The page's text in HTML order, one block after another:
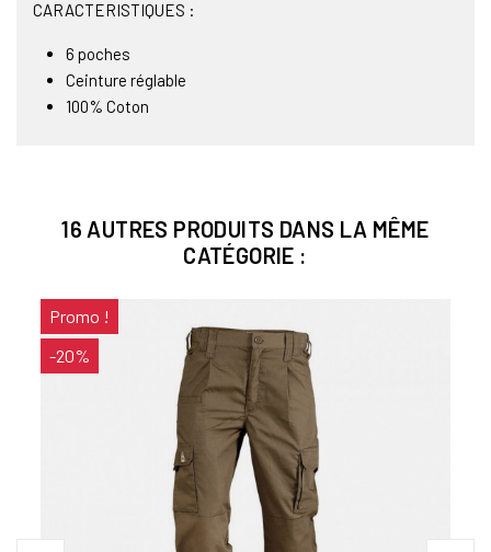
CARACTERISTIQUES :
6 poches
Ceinture réglable
100% Coton
16 AUTRES PRODUITS DANS LA MÊME
CATÉGORIE :
Promo !
-20%